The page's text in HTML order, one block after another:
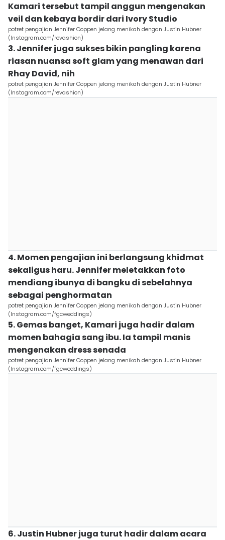
Kamari tersebut tampil anggun mengenakan
veil dan kebaya bordir dari Ivory Studio
potret pengajian Jennifer Coppen jelang menikah dengan Justin Hubner
(Instagram.com/revashion)
3. Jennifer juga sukses bikin pangling karena
riasan nuansa soft glam yang menawan dari
Rhay David, nih
potret pengajian Jennifer Coppen jelang menikah dengan Justin Hubner
(Instagram.com/revashion)
4. Momen pengajian ini berlangsung khidmat
sekaligus haru. Jennifer meletakkan foto
mendiang ibunya di bangku di sebelahnya
sebagai penghormatan
potret pengajian Jennifer Coppen jelang menikah dengan Justin Hubner
(Instagram.com/fgcweddings)
5. Gemas banget, Kamari juga hadir dalam
momen bahagia sang ibu. Ia tampil manis
mengenakan dress senada
potret pengajian Jennifer Coppen jelang menikah dengan Justin Hubner
(Instagram.com/fgcweddings)
6. Justin Hubner juga turut hadir dalam acara